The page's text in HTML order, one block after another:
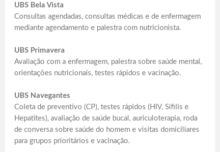
UBS Bela Vista
Consultas agendadas, consultas médicas e de enfermagem
mediante agendamento e palestra com nutricionista.
UBS Primavera
Avaliação com a enfermagem, palestra sobre saúde mental,
orientações nutricionais, testes rápidos e vacinação.
UBS Navegantes
Coleta de preventivo (CP), testes rápidos (HIV, Sífilis e
Hepatites), avaliação de saúde bucal, auriculoterapia, roda
de conversa sobre saúde do homem e visitas domiciliares
para grupos prioritários e vacinação.